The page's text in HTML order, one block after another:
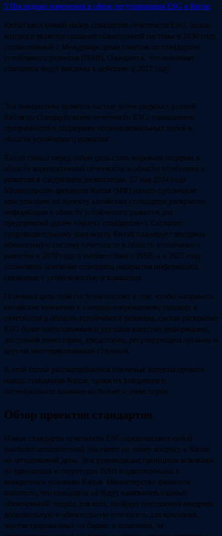
5 Последние изменения в сфере регулирования ESG в Китае
Китай ввел новый набор стандартов отчетности ESG, целью
которого является создание обязательной системы к 2030 году,
согласованной с Международным советом по стандартам
устойчивого развития (ISSB). Ожидается, что основные
стандарты будут введены в действие к 2027 году.
Эта инициатива является частью более широких усилий
Китая по стандартизации отчетности ESG, повышению
прозрачности и поддержке общенациональных целей в
области устойчивого развития.
Китай ставит перед собой цель стать мировым лидером в
области корпоративной отчетности в области устойчивого
развития в следующем десятилетии. 27 мая 2024 года
Министерство финансов Китая (МФ) начало публичные
консультации по проекту китайских стандартов раскрытия
информации в области устойчивого развития для
предприятий (далее «проект стандартов»). Согласно
сопроводительному документу, Китай планирует внедрить
обязательную систему отчетности в области устойчивого
развития к 2030 году в соответствии с ISSB, а к 2027 году
установить основные стандарты раскрытия информации,
связанные с устойчивостью и климатом.
Основная цель этой системы состоит в том, чтобы направить
китайские компании к стандартизированному подходу к
отчетности в области устойчивого развития, сделав раскрытие
ESG более сопоставимым и улучшив качество информации,
доступной инвесторам, кредиторам, регулирующим органам и
другим заинтересованным сторонам.
В этой статье рассматриваются ключевые аспекты проекта
новых стандартов Китая, сроки их внедрения и
потенциальное влияние на бизнес и инвесторов.
Обзор проектов стандартов
Новые стандарты отчетности ESG представляют собой
наиболее авторитетный документ по этому вопросу в Китае
на сегодняшний день. Эти руководящие принципы основаны
на принципах и структурах ISSB и адаптированы к
конкретным условиям Китая. Министерство финансов
пояснило, что стандарты не будут навязывать единый
обязательный подход для всех, но будут постепенно внедрять
добровольную и обязательную отчетность для компаний,
зарегистрированных на бирже, и компаний, не